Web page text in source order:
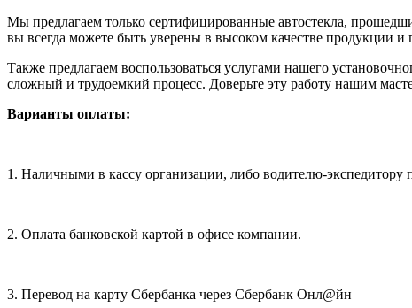
Мы предлагаем только сертифицированные автостекла,
вы всегда можете быть уверены в высоком качестве продукции и
Также предлагаем воспользоваться услугами нашего
сложный и трудоемкий процесс. Доверьте эту работу нашим
Варианты оплаты:
1. Наличными в кассу организации, либо водителю-экспедитору
2. Оплата банковской картой в офисе компании.
3. Перевод на карту Сбербанка через Сбербанк Онл@йн